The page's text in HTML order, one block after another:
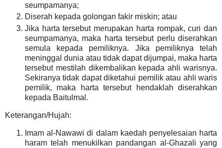
seumpamanya;
Diserah kepada golongan fakir miskin; atau
Jika harta tersebut merupakan harta rompak, curi dan
seumpamanya, maka harta tersebut perlu diserahkan
semula kepada pemiliknya. Jika pemiliknya telah
meninggal dunia atau tidak dapat dijumpai, maka harta
tersebut mestilah dikembalikan kepada ahli warisnya.
Sekiranya tidak dapat diketahui pemilik atau ahli waris
pemilik, maka harta tersebut hendaklah diserahkan
kepada Baitulmal.
Keterangan/Hujah:
Imam al-Nawawi di dalam kaedah penyelesaian harta
haram telah menukilkan pandangan al-Ghazali yang